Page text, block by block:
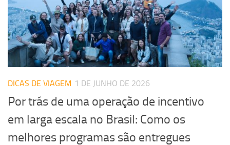
DICAS DE VIAGEM 1 DE JUNHO DE 2026
Por trás de uma operação de incentivo
em larga escala no Brasil: Como os
melhores programas são entregues